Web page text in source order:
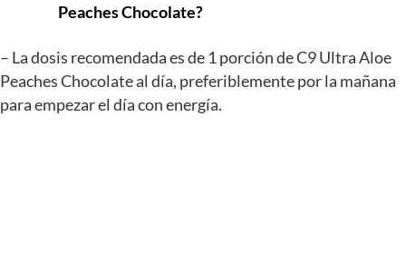
Peaches Chocolate?
– La dosis recomendada es de 1 porción de C9 Ultra Aloe
Peaches Chocolate al día, preferiblemente por la mañana
para empezar el día con energía.